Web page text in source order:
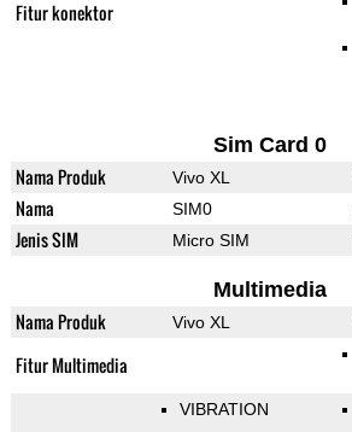
Fitur konektor
Sim Card 0
Nama Produk Vivo XL
Nama SIM0
Jenis SIM Micro SIM
Multimedia
Nama Produk Vivo XL
Fitur Multimedia
VIBRATION